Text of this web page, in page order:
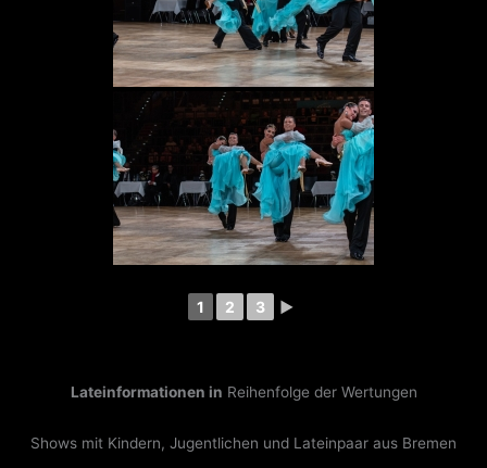
1 2 3 ►
Lateinformationen in Reihenfolge der Wertungen
Shows mit Kindern, Jugentlichen und Lateinpaar aus Bremen